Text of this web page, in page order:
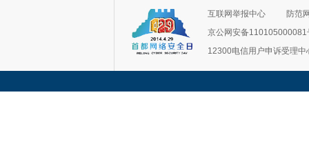
互联网举报中心
防范
京公网安备110105000081
12300电信用户申诉受理中